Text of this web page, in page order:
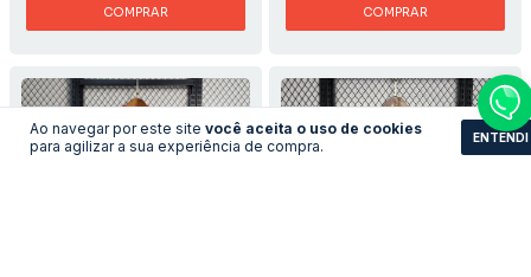
Ao navegar por este site você aceita o uso de cookies
para agilizar a sua experiência de compra.
ENTENDI
COMPRAR COMPRAR